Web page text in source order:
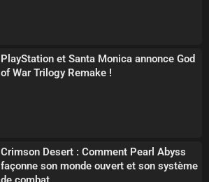
PlayStation et Santa Monica annonce God
of War Trilogy Remake !
Crimson Desert : Comment Pearl Abyss
façonne son monde ouvert et son système